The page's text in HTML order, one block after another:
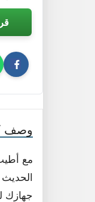
وصف
مع
جهازك